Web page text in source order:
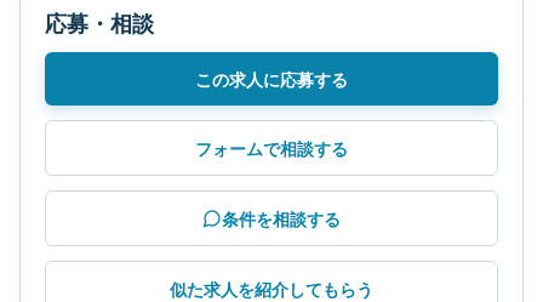
応募・相談
この求人に応募する
フォームで相談する
条件を相談する
似た求人を紹介してもらう